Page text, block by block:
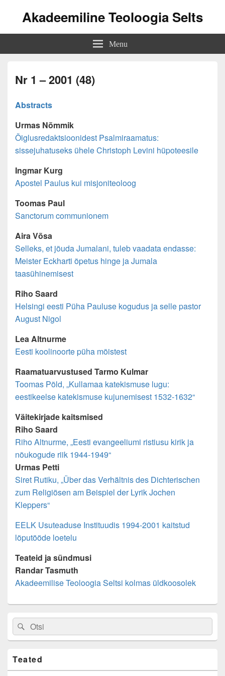
Akadeemiline Teoloogia Selts
Menu
Nr 1 – 2001 (48)
Abstracts
Urmas Nõmmik
Õiglusredaktsioonidest Psalmiraamatus:
sissejuhatuseks ühele Christoph Levini hüpoteesile
Ingmar Kurg
Apostel Paulus kui misjoniteoloog
Toomas Paul
Sanctorum communionem
Aira Võsa
Selleks, et jõuda Jumalani, tuleb vaadata endasse:
Meister Eckharti õpetus hinge ja Jumala
taasühinemisest
Riho Saard
Helsingi eesti Püha Pauluse kogudus ja selle pastor
August Nigol
Lea Altnurme
Eesti koolinoorte püha mõistest
Raamatuarvustused Tarmo Kulmar
Toomas Põld, „Kullamaa katekismuse lugu:
eestikeelse katekismuse kujunemisest 1532-1632“
Väitekirjade kaitsmised
Riho Saard
Riho Altnurme, „Eesti evangeeliumi ristiusu kirik ja
nõukogude riik 1944-1949“
Urmas Petti
Siret Rutiku, „Über das Verhältnis des Dichterischen
zum Religiösen am Beispiel der Lyrik Jochen
Kleppers“
EELK Usuteaduse Instituudis 1994-2001 kaitstud
lõputööde loetelu
Teateid ja sündmusi
Randar Tasmuth
Akadeemilise Teoloogia Seltsi kolmas üldkoosolek
Primary
Sidebar
Widget
Area
Search
for:
Search
Teated